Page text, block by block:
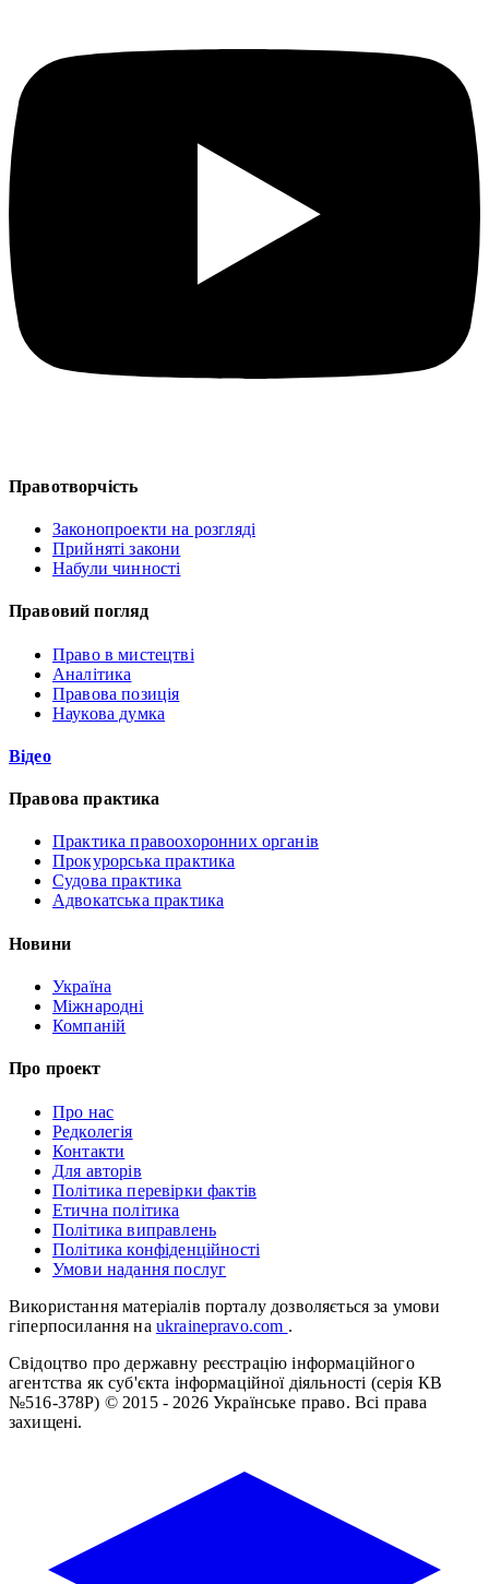
Правотворчість
Законопроекти на розгляді
Прийняті закони
Набули чинності
Правовий погляд
Право в мистецтві
Аналітика
Правова позиція
Наукова думка
Відео
Правова практика
Практика правоохоронних органів
Прокурорська практика
Судова практика
Адвокатська практика
Новини
Україна
Міжнародні
Компаній
Про проект
Про нас
Редколегія
Контакти
Для авторів
Політика перевірки фактів
Етична політика
Політика виправлень
Політика конфіденційності
Умови надання послуг
Використання матеріалів порталу дозволяється за умови
гіперпосилання на ukrainepravo.com .
Свідоцтво про державну реєстрацію інформаційного
агентства як суб'єкта інформаційної діяльності (серія КВ
№516-378Р) © 2015 - 2026 Українське право. Всі права
захищені.